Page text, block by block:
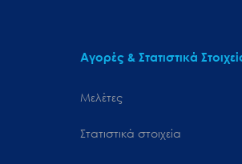
Αγορές & Στατιστικά
Μελέτες
Στατιστικά στοιχεία